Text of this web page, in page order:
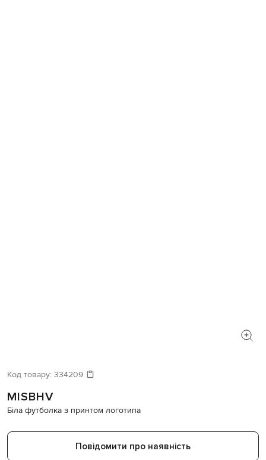
Код товару: 334209
MISBHV
Біла футболка з принтом логотипа
Повідомити про наявність